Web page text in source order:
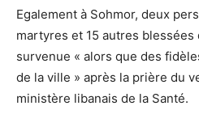
Egalement à Sohmor, deux
martyres et 15 autres
survenue « alors que des
de la ville » après la prière du
ministère libanais de la Santé.